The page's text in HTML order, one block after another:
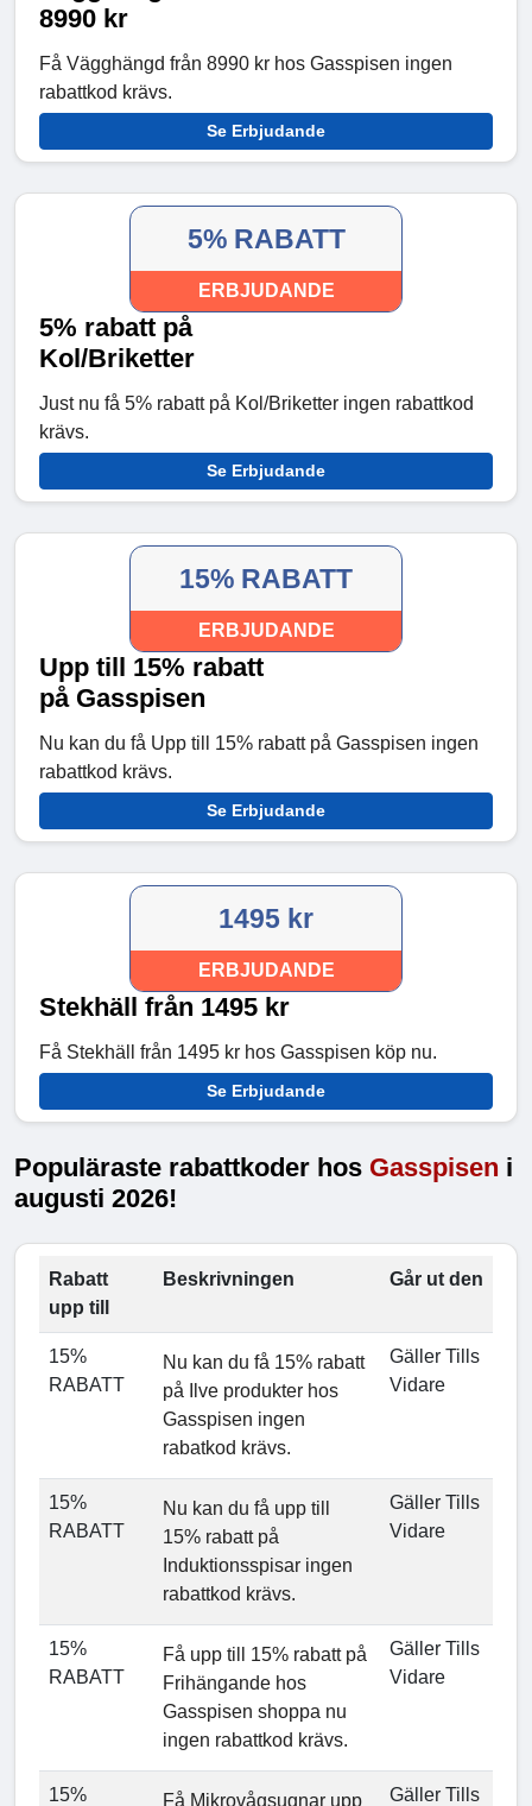
8990 kr
Få Vägghängd från 8990 kr hos Gasspisen ingen
rabattkod krävs.
Se Erbjudande
5% RABATT
ERBJUDANDE
5% rabatt på
Kol/Briketter
Just nu få 5% rabatt på Kol/Briketter ingen rabattkod
krävs.
Se Erbjudande
15% RABATT
ERBJUDANDE
Upp till 15% rabatt
på Gasspisen
Nu kan du få Upp till 15% rabatt på Gasspisen ingen
rabattkod krävs.
Se Erbjudande
1495 kr
ERBJUDANDE
Stekhäll från 1495 kr
Få Stekhäll från 1495 kr hos Gasspisen köp nu.
Se Erbjudande
Populäraste rabattkoder hos Gasspisen i
augusti 2026!
Rabatt
upp till
Beskrivningen Går ut den
15%
RABATT
Nu kan du få 15% rabatt
på Ilve produkter hos
Gasspisen ingen
rabatkod krävs.
Gäller Tills
Vidare
15%
RABATT
Nu kan du få upp till
15% rabatt på
Induktionsspisar ingen
rabattkod krävs.
Gäller Tills
Vidare
15%
RABATT
Få upp till 15% rabatt på
Frihängande hos
Gasspisen shoppa nu
ingen rabattkod krävs.
Gäller Tills
Vidare
15%
Få Mikrovågsugnar upp
Gäller Tills